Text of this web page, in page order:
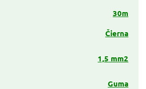
30m
Čierna
1,5 mm2
Guma